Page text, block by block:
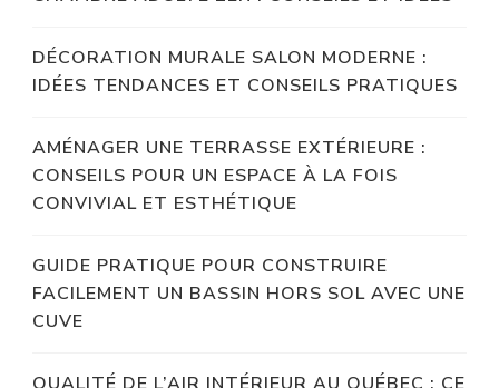
DÉCORATION MURALE SALON MODERNE :
IDÉES TENDANCES ET CONSEILS PRATIQUES
AMÉNAGER UNE TERRASSE EXTÉRIEURE :
CONSEILS POUR UN ESPACE À LA FOIS
CONVIVIAL ET ESTHÉTIQUE
GUIDE PRATIQUE POUR CONSTRUIRE
FACILEMENT UN BASSIN HORS SOL AVEC UNE
CUVE